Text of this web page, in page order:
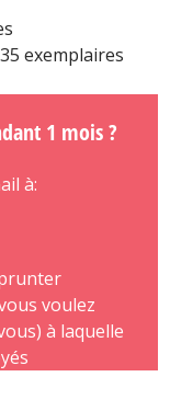
exemplaires
1 mois ?
à:
voulez
à laquelle